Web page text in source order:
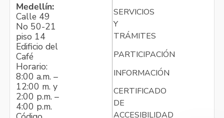
Medellín:
Calle 49
No 50-21
piso 14
Edificio del
Café
Horario:
8:00 a.m. –
12:00 m. y
2:00 p.m. –
4:00 p.m.
SERVICIOS
Y
TRÁMITES
PARTICIPACIÓN
INFORMACIÓN
CERTIFICADO
DE
ACCESIBILIDAD